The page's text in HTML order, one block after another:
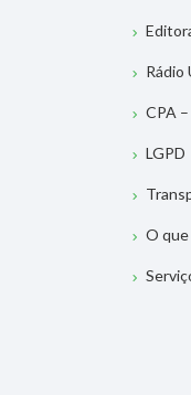
Rádio
CPA
LGPD
O